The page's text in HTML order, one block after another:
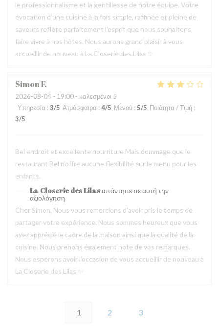
le professionnalisme et la gentillesse de notre équipe. Votre
évocation d’une cuisine à la fois simple, raffinée et pleine de
saveurs reflète parfaitement l’esprit que nous souhaitons
faire vivre à nos hôtes. Nous aurons grand plaisir à vous
accueillir de nouveau à La Closerie des Lilas ✨
SimonF
2026-08-04 - 19:00 - καλεσμένοι 5
Υπηρεσία : 3/5 Ατμόσφαιρα : 4/5 Μενού : 5/5 Ποιότητα / Τιμή :
3/5
Bel endroit et excellente nourriture Mais dommage que le
restaurant Bel n’offre aucune flexibilité sur le menu pour les
enfants.
La Closerie des Lilasαπάντησε σε αυτή την
αξιολόγηση
Cher Simon, Nous vous remercions d’avoir pris le temps de
partager votre expérience. Nous sommes heureux que vous
ayez apprécié le cadre de la maison ainsi que la qualité de la
cuisine. Nous prenons également note de vos remarques.
Nous espérons avoir l’occasion de vous accueillir de nouveau à
La Closerie des Lilas ✨
1 2 3